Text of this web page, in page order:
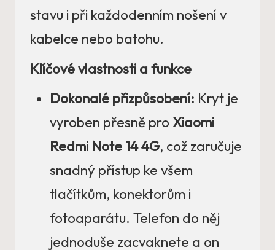
stavu i při každodenním nošení v
kabelce nebo batohu.
Klíčové vlastnosti a funkce
Dokonalé přizpůsobení: Kryt je
vyroben přesně pro Xiaomi
Redmi Note 14 4G, což zaručuje
snadný přístup ke všem
tlačítkům, konektorům i
fotoaparátu. Telefon do něj
jednoduše zacvaknete a on